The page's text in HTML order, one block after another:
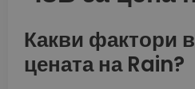
Какви фактори
цената на Rain?